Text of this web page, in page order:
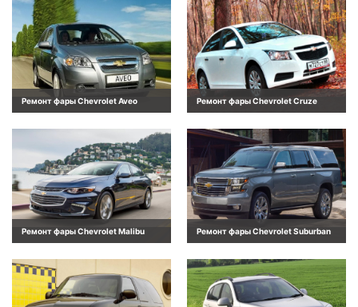
Ремонт фары Chevrolet Aveo Ремонт фары Chevrolet Cruze
Ремонт фары Chevrolet Malibu Ремонт фары Chevrolet Suburban